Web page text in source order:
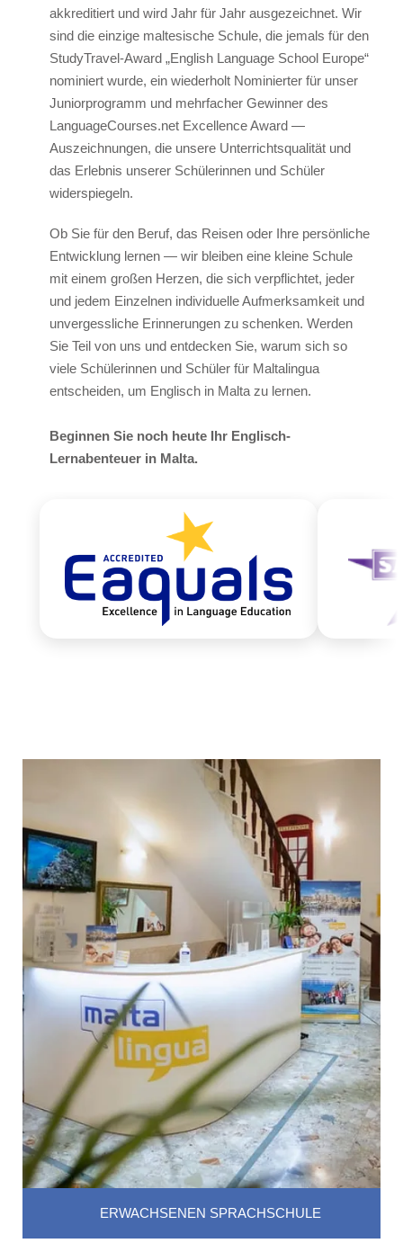
Valentina 3*
Plaza 3*
Pakete 2026
Malta
Ereignisse 2026
Anreise
Geschichte
Malta Klima
Aktivitäten
Strandbad Lido
Bootsfahrt
Video
Kontakt
Quote
Bildungsurlaub Malta
akkreditiert und wird Jahr für Jahr ausgezeichnet. Wir
sind die einzige maltesische Schule, die jemals für den
StudyTravel-Award „English Language School Europe“
nominiert wurde, ein wiederholt Nominierter für unser
Juniorprogramm und mehrfacher Gewinner des
LanguageCourses.net Excellence Award —
Auszeichnungen, die unsere Unterrichtsqualität und
das Erlebnis unserer Schülerinnen und Schüler
widerspiegeln.
Ob Sie für den Beruf, das Reisen oder Ihre persönliche
Entwicklung lernen — wir bleiben eine kleine Schule
mit einem großen Herzen, die sich verpflichtet, jeder
und jedem Einzelnen individuelle Aufmerksamkeit und
unvergessliche Erinnerungen zu schenken. Werden
Sie Teil von uns und entdecken Sie, warum sich so
viele Schülerinnen und Schüler für Maltalingua
entscheiden, um Englisch in Malta zu lernen.
Beginnen Sie noch heute Ihr Englisch-
Lernabenteuer in Malta.
ERWACHSENEN SPRACHSCHULE